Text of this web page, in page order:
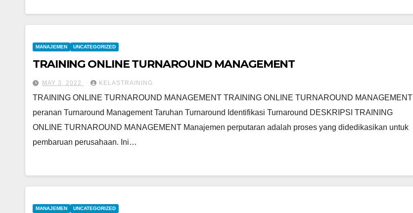
MANAJEMEN UNCATEGORIZED
TRAINING ONLINE TURNAROUND MANAGEMENT
MAY 3, 2022 KELASTRAINING
TRAINING ONLINE TURNAROUND MANAGEMENT TRAINING ONLINE TURNAROUND MANAGEMENT
peranan Turnaround Management Taruhan Turnaround Identifikasi Turnaround DESKRIPSI TRAINING
ONLINE TURNAROUND MANAGEMENT Manajemen perputaran adalah proses yang didedikasikan untuk
pembaruan perusahaan. Ini…
MANAJEMEN UNCATEGORIZED